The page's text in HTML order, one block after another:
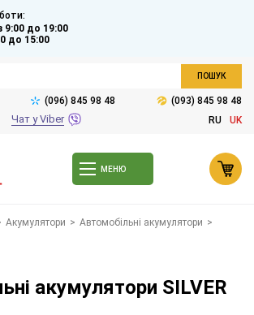
9:00 до 19:00
до 15:00
ПОШУК
(096) 845 98 48 (093) 845 98 48
Чат у Viber RU UK
МЕНЮ
Акумулятори > Автомобільні акумулятори >
акумулятори SILVER